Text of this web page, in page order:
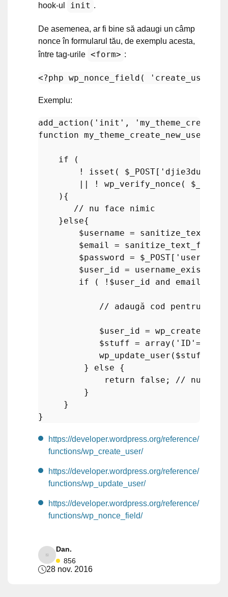
hook-ul
init .
De asemenea, ar fi bine să adaugi un câmp
nonce în formularul tău, de exemplu acesta,
între tag-urile <form> :
<?php wp_nonce_field (
Exemplu:
add_action ( 'init' ,
function my_theme_create_new_user
if (
        !
isset ( $_POST[
        || !
wp_verify_nonce ( $_POST
    ){
// nu face nimic
    }
else{
$username =
$email
= sanitize_text_field
$password = $_POST[
$user_id = username_exists
if ( ! $user_id and
// adaugă cod pentru
$user_id = wp_create_user
$stuff = array ( 'ID' =>
wp_update_user ( $stuff
         }
else {
return
false ; //
         }
     }
https://developer.wordpress.org/reference/
functions/wp_create_user/
https://developer.wordpress.org/reference/
functions/wp_update_user/
https://developer.wordpress.org/reference/
functions/wp_nonce_field/
Dan.
856
28 nov. 2016